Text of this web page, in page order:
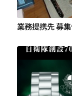
業務提携先 募